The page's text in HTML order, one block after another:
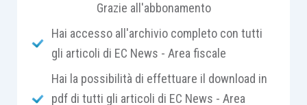
La disciplina dellacomunicazione di
caratterizzata da una progressiva intransigenza
Grazie all'abbonamento
Hai accesso all'archivio completo con tutti
gli articoli di EC News - Area fiscale
Hai la possibilità di effettuare il download in
pdf di tutti gli articoli di EC News - Area